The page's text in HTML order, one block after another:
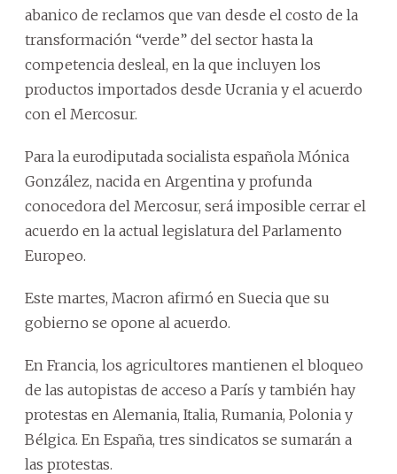
abanico de reclamos que van desde el costo de la
transformación “verde” del sector hasta la
competencia desleal, en la que incluyen los
productos importados desde Ucrania y el acuerdo
con el Mercosur.
Para la eurodiputada socialista española Mónica
González, nacida en Argentina y profunda
conocedora del Mercosur, será imposible cerrar el
acuerdo en la actual legislatura del Parlamento
Europeo.
Este martes, Macron afirmó en Suecia que su
gobierno se opone al acuerdo.
En Francia, los agricultores mantienen el bloqueo
de las autopistas de acceso a París y también hay
protestas en Alemania, Italia, Rumania, Polonia y
Bélgica. En España, tres sindicatos se sumarán a
las protestas.